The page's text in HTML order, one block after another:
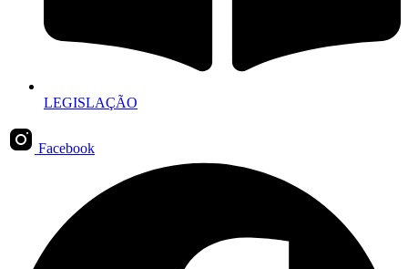
LEGISLAÇÃO
Facebook